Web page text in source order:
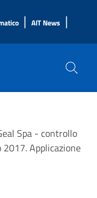
| AIT News |
Spa - controllo
Applicazione